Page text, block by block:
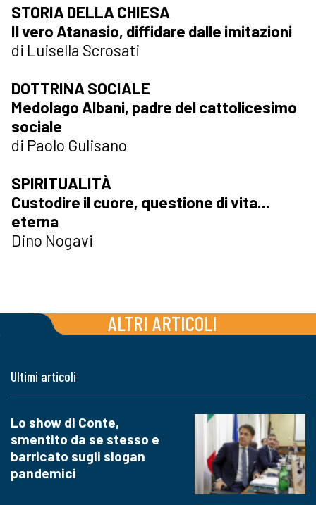
STORIA DELLA CHIESA
Il vero Atanasio, diffidare dalle imitazioni
di Luisella Scrosati
DOTTRINA SOCIALE
Medolago Albani, padre del cattolicesimo
sociale
di Paolo Gulisano
SPIRITUALITÀ
Custodire il cuore, questione di vita...
eterna
Dino Nogavi
ALTRI ARTICOLI
Ultimi articoli
Lo show di Conte,
smentito da se stesso e
barricato sugli slogan
pandemici